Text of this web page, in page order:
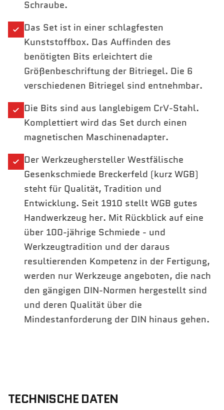
Schraube.
Das Set ist in einer schlagfesten
Kunststoffbox. Das Auffinden des
benötigten Bits erleichtert die
Größenbeschriftung der Bitriegel. Die 6
verschiedenen Bitriegel sind entnehmbar.
Die Bits sind aus langlebigem CrV-Stahl.
Komplettiert wird das Set durch einen
magnetischen Maschinenadapter.
Der Werkzeughersteller Westfälische
Gesenkschmiede Breckerfeld (kurz WGB)
steht für Qualität, Tradition und
Entwicklung. Seit 1910 stellt WGB gutes
Handwerkzeug her. Mit Rückblick auf eine
über 100-jährige Schmiede - und
Werkzeugtradition und der daraus
resultierenden Kompetenz in der Fertigung,
werden nur Werkzeuge angeboten, die nach
den gängigen DIN-Normen hergestellt sind
und deren Qualität über die
Mindestanforderung der DIN hinaus gehen.
TECHNISCHE DATEN